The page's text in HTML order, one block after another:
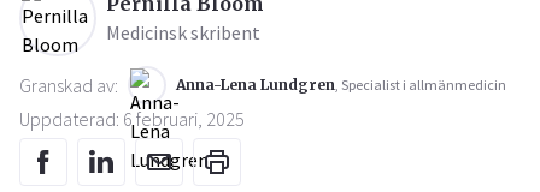
Medicinsk skribent
Granskad av: Anna-Lena Lundgren, Specialist i allmänmedicin
Uppdaterad: 6 februari, 2025